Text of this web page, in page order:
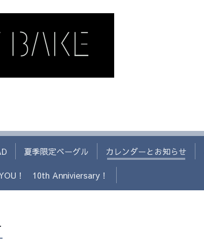
夏季限定ベーグル カレンダーとお知らせ
！ 10th Anniviersary！